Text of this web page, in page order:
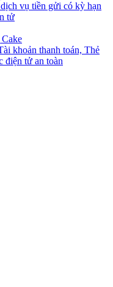
vụ tiền gửi có kỳ hạn
tử
khoản thanh toán, Thẻ
điện tử an toàn